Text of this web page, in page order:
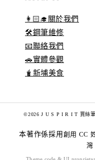
👩🏻‍🎓關於我們
🛠️鋼筆維修
📧聯絡我們
🚗實體參觀
🧋新埔美食
©2026 J U S P I R I T 賈絲
本著作係採用 創用 CC
灣